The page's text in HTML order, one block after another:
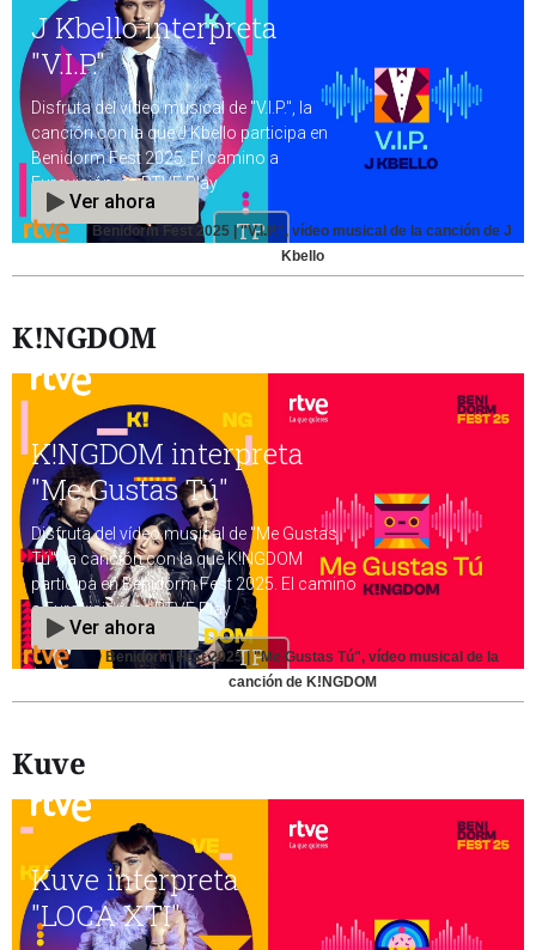
Benidorm Fest 2025 | "V.I.P.", vídeo musical de la canción de J
Kbello
K!NGDOM
Benidorm Fest 2025 | "Me Gustas Tú", vídeo musical de la
canción de K!NGDOM
Kuve